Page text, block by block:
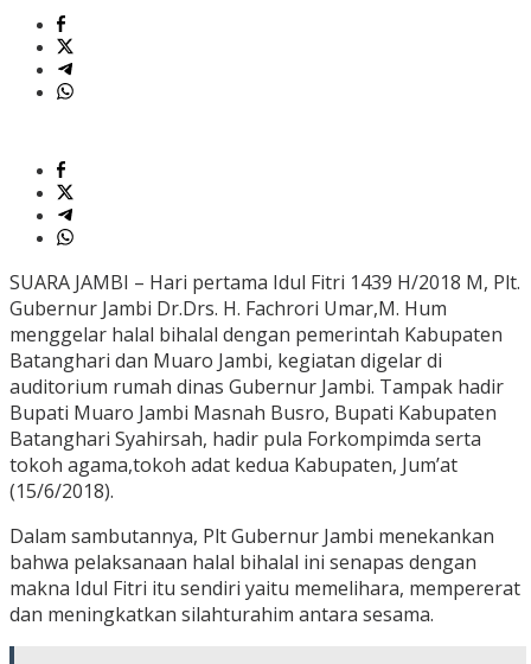
SUARA JAMBI – Hari pertama Idul Fitri 1439 H/2018 M, Plt.
Gubernur Jambi Dr.Drs. H. Fachrori Umar,M. Hum
menggelar halal bihalal dengan pemerintah Kabupaten
Batanghari dan Muaro Jambi, kegiatan digelar di
auditorium rumah dinas Gubernur Jambi. Tampak hadir
Bupati Muaro Jambi Masnah Busro, Bupati Kabupaten
Batanghari Syahirsah, hadir pula Forkompimda serta
tokoh agama,tokoh adat kedua Kabupaten, Jum’at
(15/6/2018).
Dalam sambutannya, Plt Gubernur Jambi menekankan
bahwa pelaksanaan halal bihalal ini senapas dengan
makna Idul Fitri itu sendiri yaitu memelihara, mempererat
dan meningkatkan silahturahim antara sesama.